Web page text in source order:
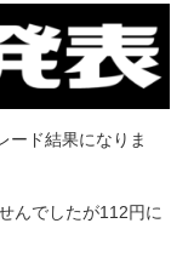
ード結果になりま
んでしたが112円に